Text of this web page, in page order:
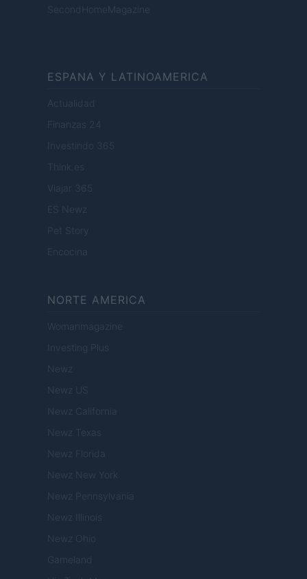
SecondHomeMagazine
ESPANA Y LATINOAMERICA
Actualidad
Finanzas 24
Investindo 365
Think.es
Viajar 365
ES Newz
Pet Story
Encocina
NORTE AMERICA
Womanmagazine
Investing Plus
Newz
Newz US
Newz California
Newz Texas
Newz Florida
Newz New York
Newz Pennsylvania
Newz Illinois
Newz Ohio
Gameland